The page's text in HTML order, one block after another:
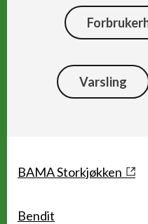
Varsling
Snarveier
BAMA Storkjøkken
Bendit